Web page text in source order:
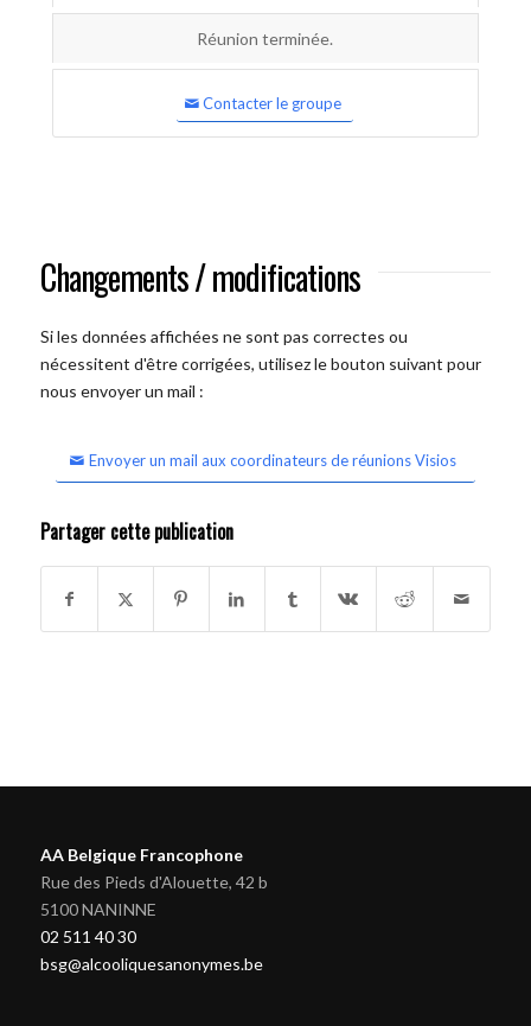
Réunion terminée.
Contacter le groupe
Changements / modifications
Si les données affichées ne sont pas correctes ou
nécessitent d'être corrigées, utilisez le bouton suivant pour
nous envoyer un mail :
Envoyer un mail aux coordinateurs de réunions Visios
Partager cette publication
AA Belgique Francophone
Rue des Pieds d'Alouette, 42 b
5100 NANINNE
02 511 40 30
bsg@alcooliquesanonymes.be